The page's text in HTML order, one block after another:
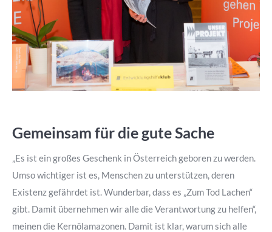
Gemeinsam für die gute Sache
„Es ist ein großes Geschenk in Österreich geboren zu werden.
Umso wichtiger ist es, Menschen zu unterstützen, deren
Existenz gefährdet ist. Wunderbar, dass es „Zum Tod Lachen“
gibt. Damit übernehmen wir alle die Verantwortung zu helfen“,
meinen die Kernölamazonen. Damit ist klar, warum sich alle